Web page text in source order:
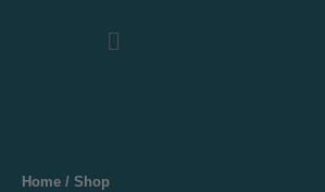
Menu
Home / Shop